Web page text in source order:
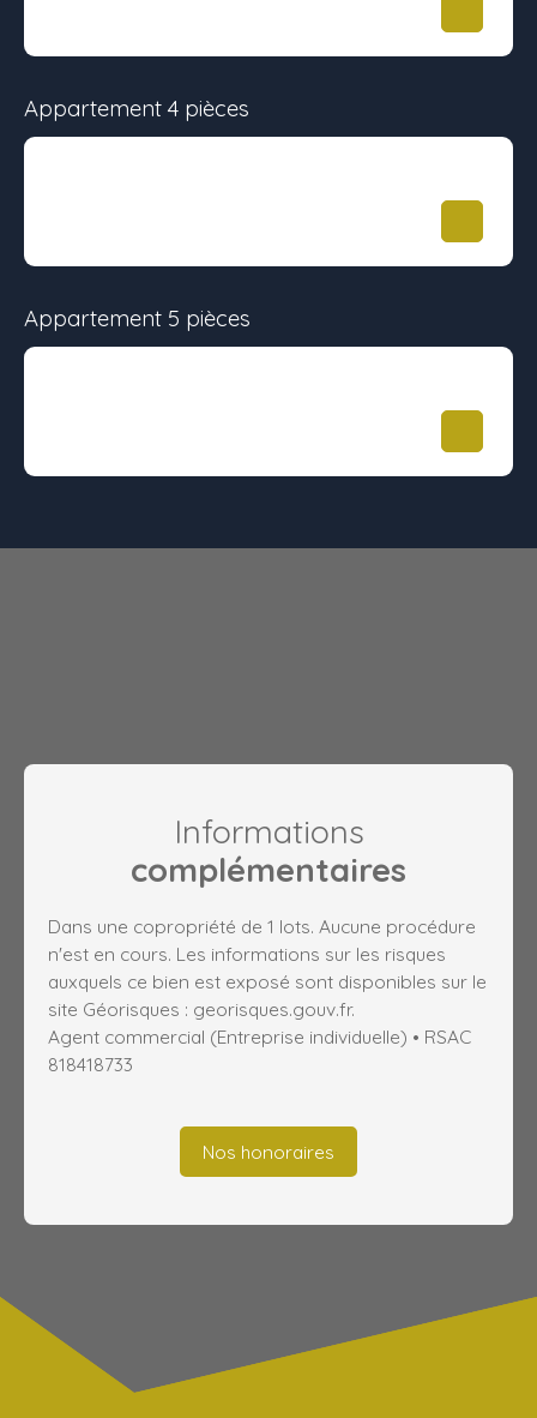
Appartement 4 pièces
Appartement 5 pièces
Informations
complémentaires
Dans une copropriété de 1 lots. Aucune procédure
n'est en cours. Les informations sur les risques
auxquels ce bien est exposé sont disponibles sur le
site Géorisques : georisques.gouv.fr.
Agent commercial (Entreprise individuelle) • RSAC
818418733
Nos honoraires